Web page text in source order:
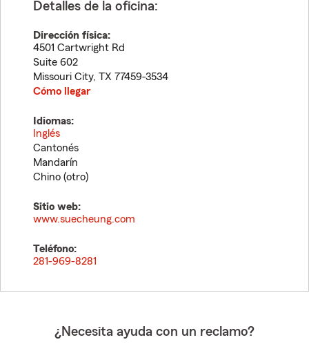
Detalles de la oficina:
Dirección física:
4501 Cartwright Rd
Suite 602
Missouri City, TX 77459-3534
Cómo llegar
Idiomas:
Inglés
Cantonés
Mandarín
Chino (otro)
Sitio web:
www.suecheung.com
Teléfono:
281-969-8281
¿Necesita ayuda con un reclamo?